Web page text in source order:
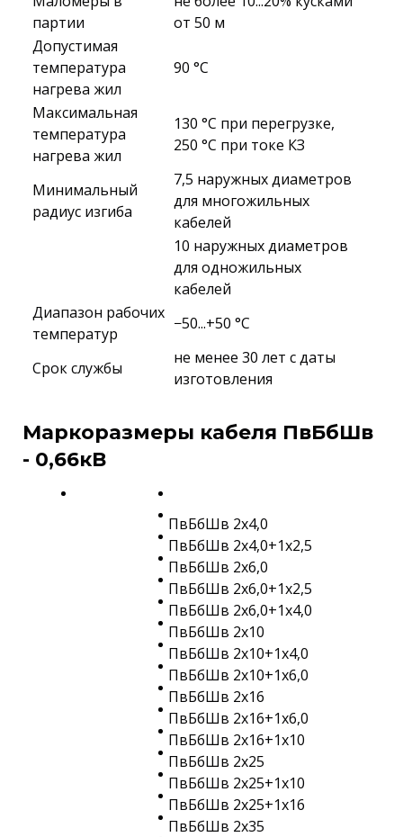
партии
от 50 м
Допустимая
температура
нагрева жил
90 °C
Максимальная
температура
нагрева жил
130 °C при перегрузке,
250 °C при токе КЗ
Минимальный
радиус изгиба
7,5 наружных диаметров
для многожильных
кабелей
10 наружных диаметров
для одножильных
кабелей
Диапазон рабочих
температур
−50...+50 °C
Срок службы
не менее 30 лет с даты
изготовления
Маркоразмеры кабеля ПвБбШв
- 0,66кВ
ПвБбШв 2х4,0
ПвБбШв 2х4,0+1х2,5
ПвБбШв 2х6,0
ПвБбШв 2х6,0+1х2,5
ПвБбШв 2х6,0+1х4,0
ПвБбШв 2х10
ПвБбШв 2х10+1х4,0
ПвБбШв 2х10+1х6,0
ПвБбШв 2х16
ПвБбШв 2х16+1х6,0
ПвБбШв 2х16+1х10
ПвБбШв 2х25
ПвБбШв 2х25+1х10
ПвБбШв 2х25+1х16
ПвБбШв 2х35